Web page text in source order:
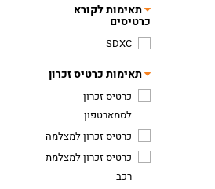
תאימות לקורא
כרטיסים
SDXC
תאימות כרטיס זכרון
כרטיס זכרון
לסמארטפון
כרטיס זכרון למצלמה
כרטיס זכרון למצלמת
רכב